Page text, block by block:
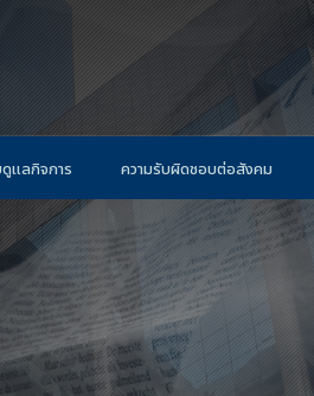
แลกิจการ ความรับผิดชอบต่อสังคม